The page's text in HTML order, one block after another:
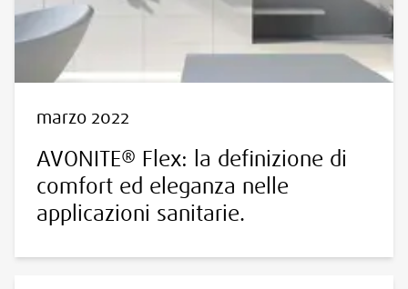
marzo 2022
AVONITE® Flex: la definizione di
comfort ed eleganza nelle
applicazioni sanitarie.